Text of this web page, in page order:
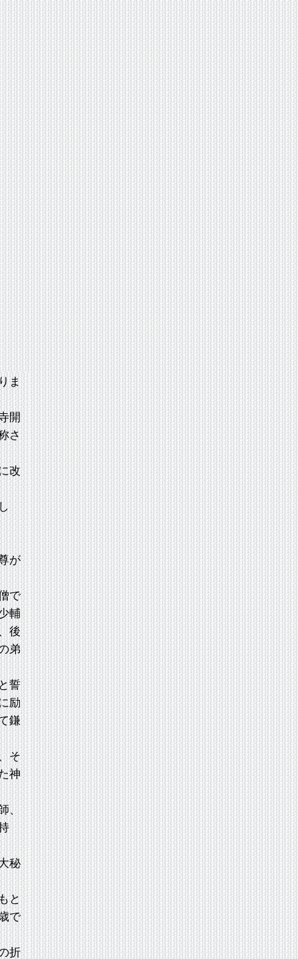
ま
開
さ
改
が
で
輔
後
弟
誓
励
鎌
そ
神
、
秘
と
で
折